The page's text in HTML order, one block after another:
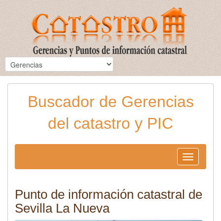
Buscador de Gerencias
del catastro y PIC
Toggle
navigation
Punto de información catastral de
Sevilla La Nueva